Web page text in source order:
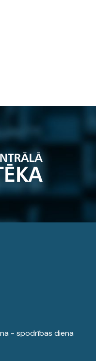
- spodrības diena